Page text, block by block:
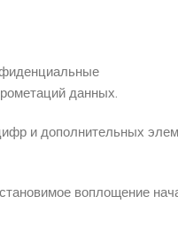
данных.
и дополнительных
воплощение